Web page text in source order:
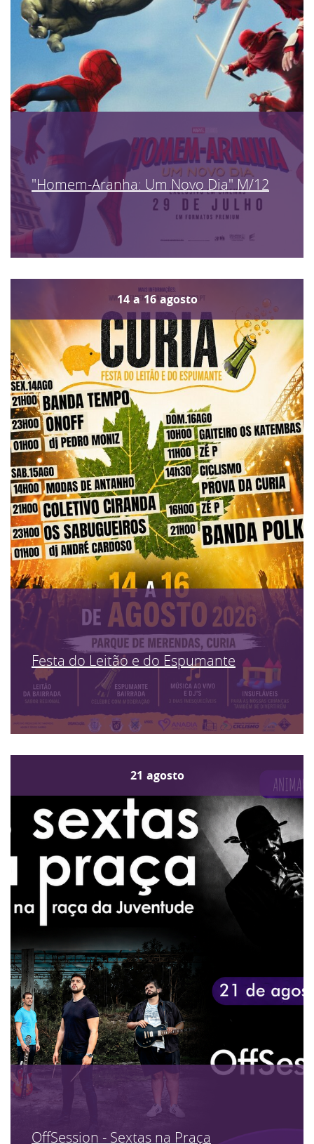
"Homem-Aranha: Um Novo Dia" M/12
14 a 16 agosto
Festa do Leitão e do Espumante
21 agosto
OffSession - Sextas na Praça